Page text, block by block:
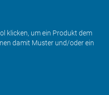
klicken, um ein Produkt dem
damit Muster und/oder ein